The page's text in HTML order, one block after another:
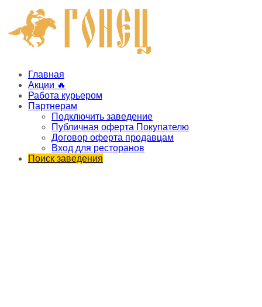
Главная
Акции 🔥
Работа курьером
Партнерам
Подключить заведение
Публичная оферта Покупателю
Договор оферта продавцам
Вход для ресторанов
Поиск заведения